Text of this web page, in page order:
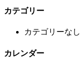
カテゴリー
カテゴリーなし
カレンダー